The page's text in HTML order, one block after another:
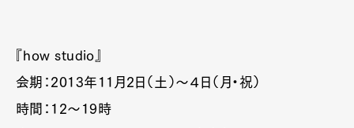
『how studio』
会期：2013年11月2日（土）～４日（月・祝）
時間：12～19時